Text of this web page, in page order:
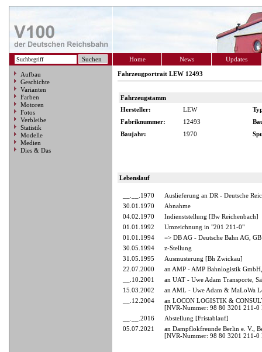
Home News Updates
Aufbau
Geschichte
Varianten
Farben
Motoren
Fotos
Verbleibe
Statistik
Modelle
Medien
Dies & Das
Fahrzeugportrait LEW 12493
Fahrzeugstamm
Hersteller:
LEW
Fabriknummer:
12493
Baujahr:
1970
Lebenslauf
__.__.1970
Auslieferung an DR - Deutsche
30.01.1970
Abnahme
04.02.1970
Indienststellung [Bw Reichenbach]
01.01.1992
Umzeichnung in "201 211-0"
01.01.1994
=> DB AG - Deutsche Bahn AG,
30.05.1994
z-Stellung
31.05.1995
Ausmusterung [Bh Zwickau]
22.07.2000
an AMP - AMP Bahnlogistik
__.10.2001
an UAT - Uwe Adam Transporte,
15.03.2002
an AML - Uwe Adam & MaLoWa
__.12.2004
an LOCON LOGISTIK &
[NVR-Nummer: 98 80 3201 211-0
__.__.2016
Abstellung [Fristablauf]
05.07.2021
an Dampflokfreunde Berlin e. V.,
[NVR-Nummer: 98 80 3201 211-0